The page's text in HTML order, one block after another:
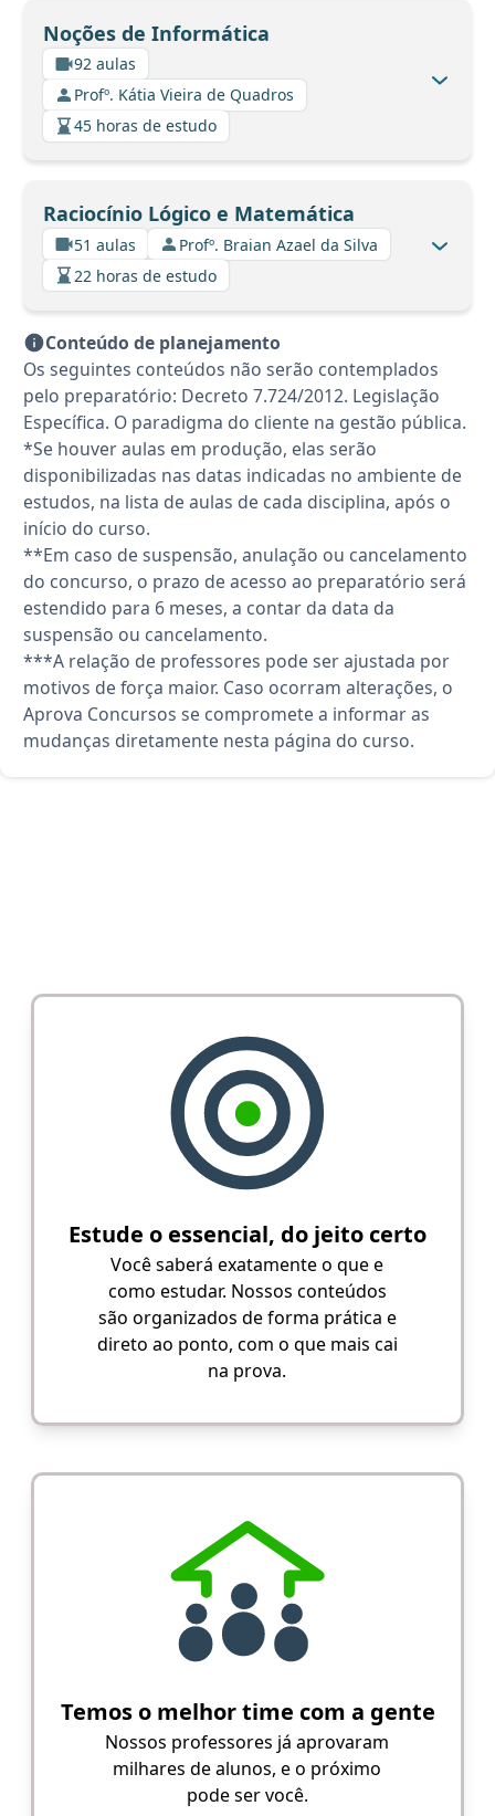
Noções de Informática
92 aulas
Profº. Kátia Vieira de Quadros
45 horas de estudo
Raciocínio Lógico e Matemática
51 aulas
Profº. Braian Azael da Silva
22 horas de estudo
Conteúdo de planejamento
Os seguintes conteúdos não serão contemplados
pelo preparatório: Decreto 7.724/2012. Legislação
Específica. O paradigma do cliente na gestão pública.
*Se houver aulas em produção, elas serão
disponibilizadas nas datas indicadas no ambiente de
estudos, na lista de aulas de cada disciplina, após o
início do curso.
**Em caso de suspensão, anulação ou cancelamento
do concurso, o prazo de acesso ao preparatório será
estendido para 6 meses, a contar da data da
suspensão ou cancelamento.
***A relação de professores pode ser ajustada por
motivos de força maior. Caso ocorram alterações, o
Aprova Concursos se compromete a informar as
mudanças diretamente nesta página do curso.
Estude o essencial, do jeito certo
Você saberá exatamente o que e
como estudar. Nossos conteúdos
são organizados de forma prática e
direto ao ponto, com o que mais cai
na prova.
Temos o melhor time com a gente
Nossos professores já aprovaram
milhares de alunos, e o próximo
pode ser você.